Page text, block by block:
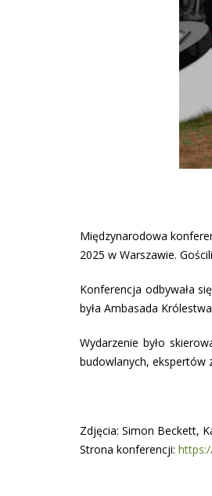
Międzynarodowa
2025 w Warszawie.
Konferencja odbywała
była Ambasada
Wydarzenie było
budowlanych, ekspertów
Zdjęcia: Simon Beckett,
Strona konferencji: